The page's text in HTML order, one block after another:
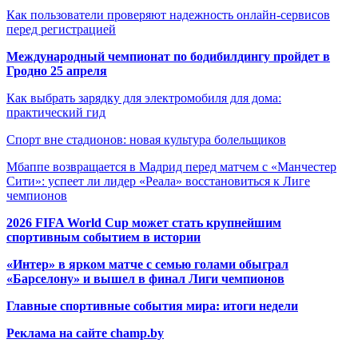
Как пользователи проверяют надежность онлайн-сервисов
перед регистрацией
Международный чемпионат по бодибилдингу пройдет в
Гродно 25 апреля
Как выбрать зарядку для электромобиля для дома:
практический гид
Спорт вне стадионов: новая культура болельщиков
Мбаппе возвращается в Мадрид перед матчем с «Манчестер
Сити»: успеет ли лидер «Реала» восстановиться к Лиге
чемпионов
2026 FIFA World Cup может стать крупнейшим
спортивным событием в истории
«Интер» в ярком матче с семью голами обыграл
«Барселону» и вышел в финал Лиги чемпионов
Главные спортивные события мира: итоги недели
Реклама на сайте champ.by